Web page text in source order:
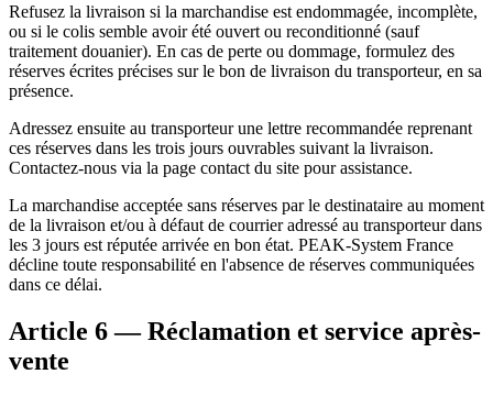
Refusez la livraison si la marchandise est endommagée, incomplète,
ou si le colis semble avoir été ouvert ou reconditionné (sauf
traitement douanier). En cas de perte ou dommage, formulez des
réserves écrites précises sur le bon de livraison du transporteur, en sa
présence.
Adressez ensuite au transporteur une lettre recommandée reprenant
ces réserves dans les trois jours ouvrables suivant la livraison.
Contactez-nous via la page contact du site pour assistance.
La marchandise acceptée sans réserves par le destinataire au moment
de la livraison et/ou à défaut de courrier adressé au transporteur dans
les 3 jours est réputée arrivée en bon état. PEAK-System France
décline toute responsabilité en l'absence de réserves communiquées
dans ce délai.
Article 6 — Réclamation et service après-
vente